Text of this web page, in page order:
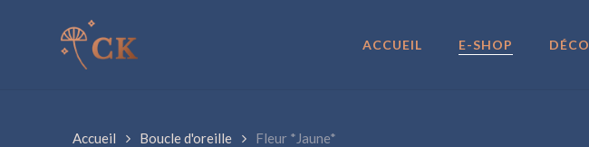
ACCUEIL E-SHOP
Accueil Boucle d'oreille Fleur *Jaune*